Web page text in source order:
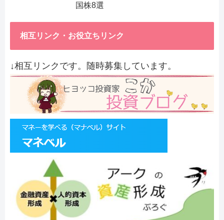
国株8選
相互リンク・お役立ちリンク
↓相互リンクです。随時募集しています。